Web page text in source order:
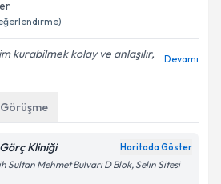
kurabilmek kolay ve anlaşılır,
Devamı
Kliniği Haritada Göster
Sultan Mehmet Bulvarı D Blok, Selin Sitesi